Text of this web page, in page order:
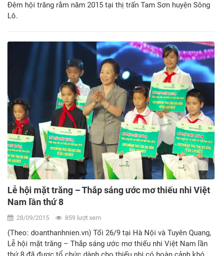
Đêm hội trăng rằm năm 2015 tại thị trấn Tam Sơn huyện Sông
Lô.
Lễ hội mặt trăng – Thắp sáng ước mơ thiếu nhi Việt
Nam lần thứ 8
28/09/2015 859 lượt xem
(Theo: doanthanhnien.vn) Tối 26/9 tại Hà Nội và Tuyên Quang,
Lễ hội mặt trăng – Thắp sáng ước mơ thiếu nhi Việt Nam lần